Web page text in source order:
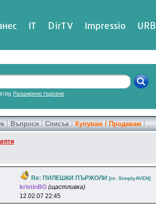
IT DirTV Impressio
Разширено търсене
Въпроси Списък Купувам / Продавам
Re: ПИЛЕШКИ ПЪРЖОЛИ [re: SimplyAVEN]
kristinBG (щастливка)
12.02.07 22:45